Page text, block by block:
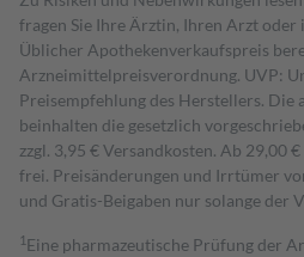
fragen Sie Ihre Ärztin, Ihren Arzt oder
Üblicher Apothekenverkaufspreis
Arzneimittelpreisverordnung. UVP:
Preisempfehlung des Herstellers. Die
beinhalten die gesetzlich
zzgl. 3,95 € Versandkosten. Ab 29,00
frei. Preisänderungen und Irrtümer
und Gratis-Beigaben nur solange der
1 Eine pharmazeutische Prüfung der